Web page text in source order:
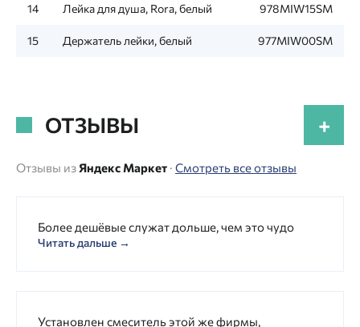
14 Лейка для душа, Rora, белый 978MIW15SM
15 Держатель лейки, белый 977MIW00SM
ОТЗЫВЫ +
Отзывы из Яндекс Маркет · Смотреть все отзывы
Более дешёвые служат дольше, чем это чудо
Читать дальше →
Установлен смеситель этой же фирмы,